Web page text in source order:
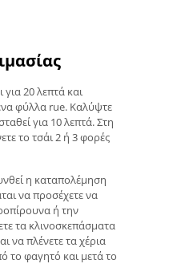
20 λεπτά και
φύλλα rue. Καλύψτε
για 10 λεπτά. Στη
το τσάι 2 ή 3 φορές
η καταπολέμηση
να προσέχετε να
ή την
τα κλινοσκεπάσματα
να πλένετε τα χέρια
το φαγητό και μετά το